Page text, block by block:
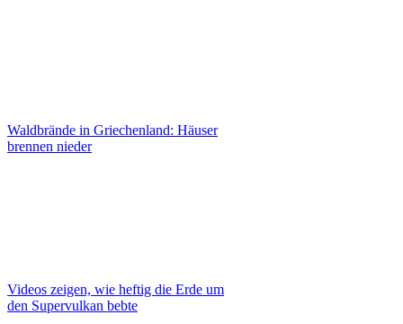
Waldbrände in Griechenland: Häuser
brennen nieder
Videos zeigen, wie heftig die Erde um
den Supervulkan bebte